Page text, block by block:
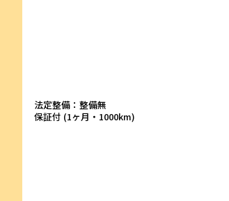
法定整備：整備無
保証付 (1ヶ月・1000km)